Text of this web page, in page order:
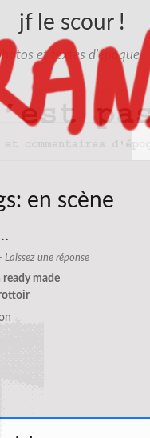
jf le scour !
et textes d'époque…
en scène
Laissez une réponse
ready made